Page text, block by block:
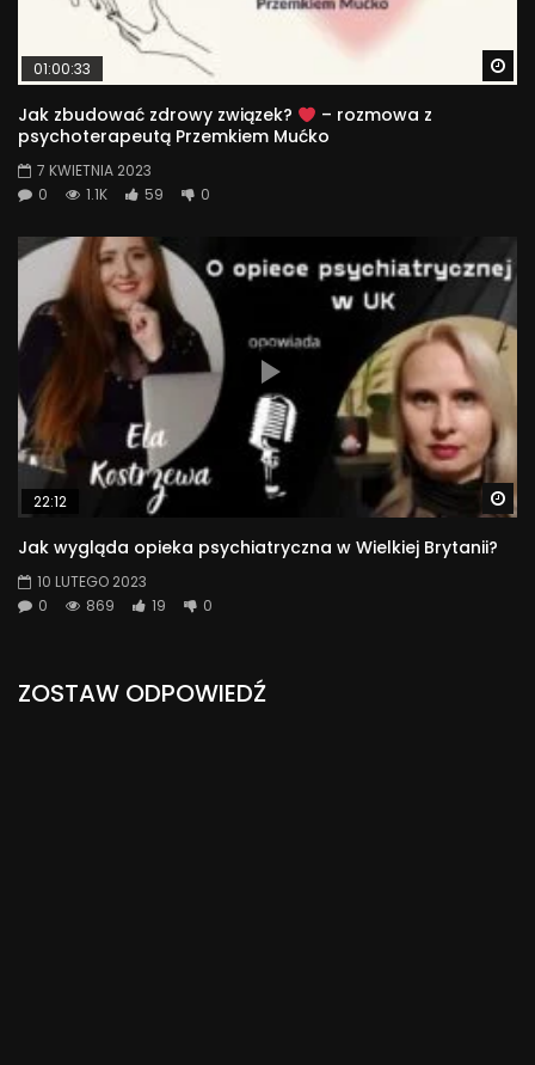
01:00:33
Jak zbudować zdrowy związek?
– rozmowa z
psychoterapeutą Przemkiem Mućko
7 KWIETNIA 2023
0
1.1K 59 0
22:12
Jak wygląda opieka psychiatryczna w Wielkiej Brytanii?
10 LUTEGO 2023
0
869 19 0
ZOSTAW ODPOWIEDŹ